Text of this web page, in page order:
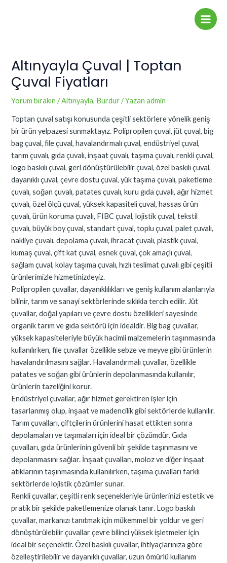
Main
Altınyayla Çuval | Toptan
Çuval Fiyatları
Yorum bırakın /Altınyayla, Burdur/ Yazan admin
Toptan çuval satışı konusunda çeşitli sektörlere yönelik geniş
bir ürün yelpazesi sunmaktayız. Polipropilen çuval, jüt çuval, big
bag çuval, file çuval, havalandırmalı çuval, endüstriyel çuval,
tarım çuvalı, gıda çuvalı, inşaat çuvalı, taşıma çuvalı, renkli çuval,
logo baskılı çuval, geri dönüştürülebilir çuval, özel baskılı çuval,
dayanıklı çuval, çevre dostu çuval, yük taşıma çuvalı, paketleme
çuvalı, soğan çuvalı, patates çuvalı, kuru gıda çuvalı, ağır hizmet
çuvalı, özel ölçü çuval, yüksek kapasiteli çuval, hassas ürün
çuvalı, ürün koruma çuvalı, FIBC çuval, lojistik çuval, tekstil
çuvalı, büyük boy çuval, standart çuval, toplu çuval, palet çuvalı,
nakliye çuvalı, depolama çuvalı, ihracat çuvalı, plastik çuval,
kumaş çuval, çift kat çuval, esnek çuval, çok amaçlı çuval,
sağlam çuval, kolay taşıma çuvalı, hızlı teslimat çuvalı gibi çeşitli
ürünlerimizle hizmetinizdeyiz.
Polipropilen çuvallar, dayanıklılıkları ve geniş kullanım alanlarıyla
bilinir, tarım ve sanayi sektörlerinde sıklıkla tercih edilir. Jüt
çuvallar, doğal yapıları ve çevre dostu özellikleri sayesinde
organik tarım ve gıda sektörü için idealdir. Big bag çuvallar,
yüksek kapasiteleriyle büyük hacimli malzemelerin taşınmasında
kullanılırken, file çuvallar özellikle sebze ve meyve gibi ürünlerin
havalandırılmasını sağlar. Havalandırmalı çuvallar, özellikle
patates ve soğan gibi ürünlerin depolanmasında kullanılır,
ürünlerin tazeliğini korur.
Endüstriyel çuvallar, ağır hizmet gerektiren işler için
tasarlanmış olup, inşaat ve madencilik gibi sektörlerde kullanılır.
Tarım çuvalları, çiftçilerin ürünlerini hasat ettikten sonra
depolamaları ve taşımaları için ideal bir çözümdür. Gıda
çuvalları, gıda ürünlerinin güvenli bir şekilde taşınmasını ve
depolanmasını sağlar. İnşaat çuvalları, moloz ve diğer inşaat
atıklarının taşınmasında kullanılırken, taşıma çuvalları farklı
sektörlerde lojistik çözümler sunar.
Renkli çuvallar, çeşitli renk seçenekleriyle ürünlerinizi estetik ve
pratik bir şekilde paketlemenize olanak tanır. Logo baskılı
çuvallar, markanızı tanıtmak için mükemmel bir yoldur ve geri
dönüştürülebilir çuvallar çevre bilinci yüksek işletmeler için
ideal bir seçenektir. Özel baskılı çuvallar, ihtiyaçlarınıza göre
özelleştirilebilir ve dayanıklı çuvallar, uzun ömürlü kullanım